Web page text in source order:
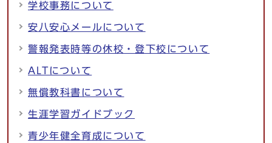
学校事務について
安八安心メールについて
警報発表時等の休校・登下校について
ALTについて
無償教科書について
生涯学習ガイドブック
青少年健全育成について